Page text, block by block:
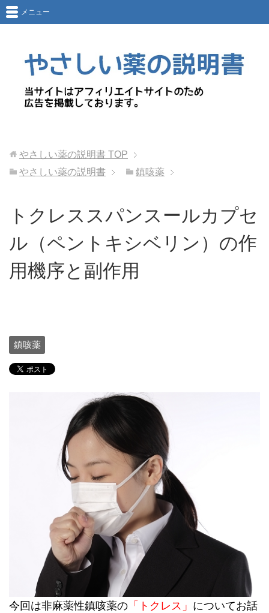
メニュー
やさしい薬の説明書 TOP
やさしい薬の説明書
鎮咳薬
トクレススパンスールカプセ
ル（ペントキシベリン）の作
用機序と副作用
鎮咳薬
今回は非麻薬性鎮咳薬の 「トクレス」 についてお話